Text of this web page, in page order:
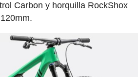
Carbon y horquilla RockShox